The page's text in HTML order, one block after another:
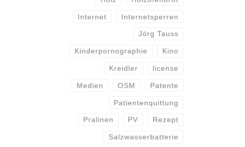
Internet Internetsperren
Jörg Tauss
Kinderpornographie Kino
Kreidler license
Medien OSM Patente
Patientenquittung
Pralinen PV Rezept
Salzwasserbatterie